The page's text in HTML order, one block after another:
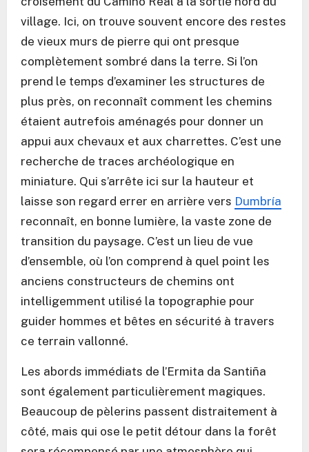
village. Ici, on trouve souvent encore des restes
de vieux murs de pierre qui ont presque
complètement sombré dans la terre. Si l’on
prend le temps d’examiner les structures de
plus près, on reconnaît comment les chemins
étaient autrefois aménagés pour donner un
appui aux chevaux et aux charrettes. C’est une
recherche de traces archéologique en
miniature. Qui s’arrête ici sur la hauteur et
laisse son regard errer en arrière vers Dumbría
reconnaît, en bonne lumière, la vaste zone de
transition du paysage. C’est un lieu de vue
d’ensemble, où l’on comprend à quel point les
anciens constructeurs de chemins ont
intelligemment utilisé la topographie pour
guider hommes et bêtes en sécurité à travers
ce terrain vallonné.
Les abords immédiats de l’Ermita da Santiña
sont également particulièrement magiques.
Beaucoup de pèlerins passent distraitement à
côté, mais qui ose le petit détour dans la forêt